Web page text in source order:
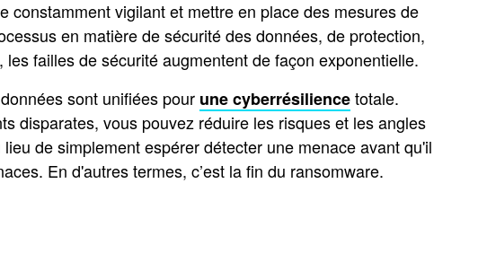
vigilant et mettre en place des mesures de
en matière de sécurité des données, de protection,
failles de sécurité augmentent de façon exponentielle.
sont unifiées pour une cyberrésiliencetotale.
disparates, vous pouvez réduire les risques et les angles
de simplement espérer détecter une menace avant qu'il
En d'autres termes, c’est la fin du ransomware.